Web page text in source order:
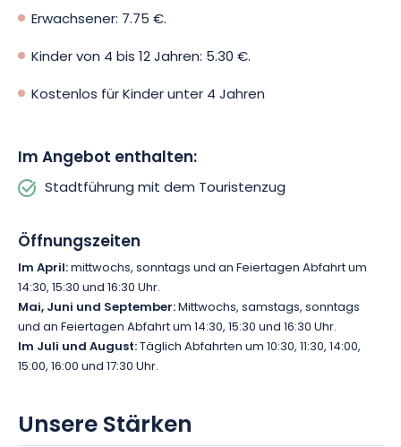
ihrem architektonischen Erbe und ihren malerischen Gassen
Erwachsener: 7.75 €.
Kinder von 4 bis 12 Jahren: 5.30 €.
Kostenlos für Kinder unter 4 Jahren
Im Angebot enthalten:
Stadtführung mit dem Touristenzug
Öffnungszeiten
Im April:mittwochs, sonntags und an Feiertagen Abfahrt um
14:30, 15:30 und 16:30 Uhr.
Mai, Juni und September:Mittwochs, samstags, sonntags
und an Feiertagen Abfahrt um 14:30, 15:30 und 16:30 Uhr.
Im Juli und August:Täglich Abfahrten um 10:30, 11:30, 14:00,
15:00, 16:00 und 17:30 Uhr.
Unsere Stärken